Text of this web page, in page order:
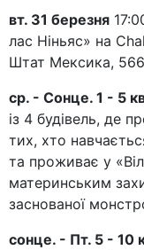
вт. 31 березня
лас Ніньяс» на
Штат Мексика,
ср. - Сонце. 1 - 5
із 4 будівель, де
тих, хто
та проживає у
материнським
заснованої
сонце. - Пт. 5 - 10